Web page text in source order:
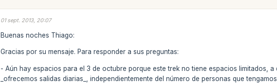
01 sept. 2013, 20:07
Buenas noches Thiago:
Gracias por su mensaje. Para responder a sus preguntas:
- Aún hay espacios para el 3 de octubre porque este trek no tiene espacios limitados,
_ofrecemos salidas diarias_, independientemente del número de personas que